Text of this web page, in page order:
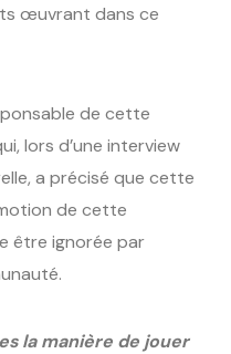
œuvrant dans ce
de cette
lors d’une interview
a précisé que cette
de cette
être ignorée par
la manière de jouer